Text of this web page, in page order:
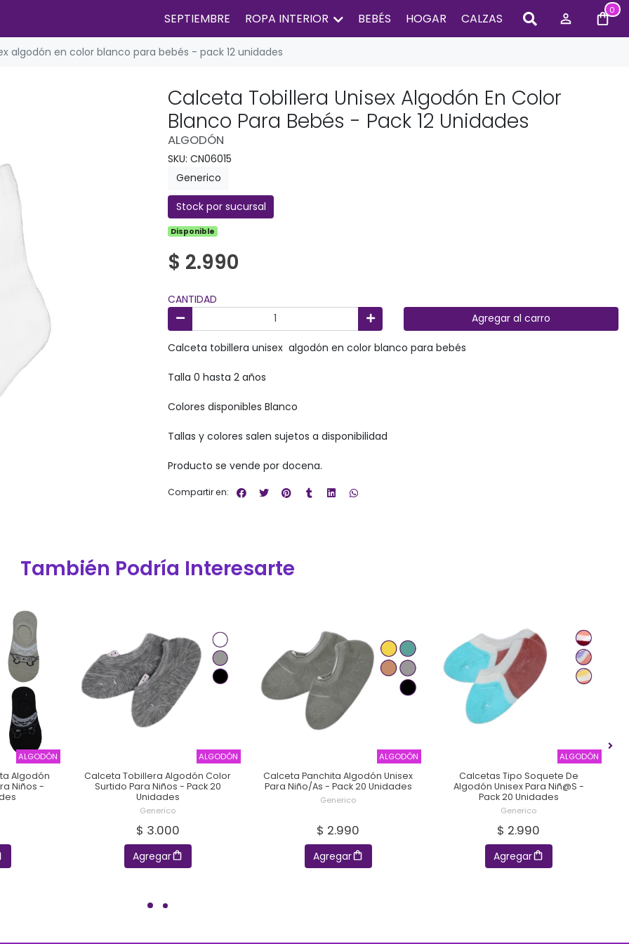
SEPTIEMBRE ROPA INTERIOR BEBÉS HOGAR CALZAS
0
algodón en color blanco para bebés - pack 12 unidades
Calceta Tobillera Unisex Algodón En Color
Blanco Para Bebés - Pack 12 Unidades
ALGODÓN
SKU: CN06015
Generico
Stock por sucursal
Disponible
$ 2.990
CANTIDAD
Agregar al carro
Calceta tobillera unisex algodón en color blanco para bebés
Talla 0 hasta 2 años
Colores disponibles Blanco
Tallas y colores salen sujetos a disponibilidad
Producto se vende por docena.
Compartir en:
También Podría Interesarte
ALGODÓN
Algodón
Niños -
ALGODÓN
Calceta Tobillera Algodón Color
Surtido Para Niños - Pack 20
Unidades
Generico
$ 3.000
Agregar
ALGODÓN
Calceta Panchita Algodón Unisex
Para Niño/as - Pack 20 Unidades
Generico
$ 2.990
Agregar
ALGODÓN
Calcetas Tipo Soquete De
Algodón Unisex Para Niñ@s -
Pack 20 Unidades
Generico
$ 2.990
Agregar